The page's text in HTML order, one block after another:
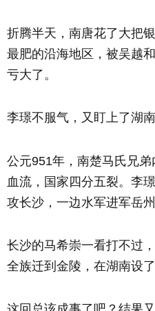
折腾半天，南唐花了大把
最肥的沿海地区，被吴越
亏大了。
李璟不服气，又盯上了湖南
公元951年，南楚马氏兄
血流，国家四分五裂。李
攻长沙，一边水军进军岳州
长沙的马希崇一看打不过
全族迁到金陵，在湖南设